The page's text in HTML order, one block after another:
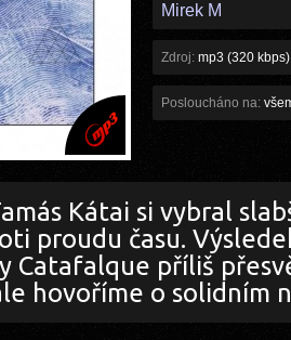
Mirek M
Zdroj: mp3 (320 kbps)
Posloucháno na:
Kátai si vybral
proudu času.
Catafalque příliš
hovoříme o solidním